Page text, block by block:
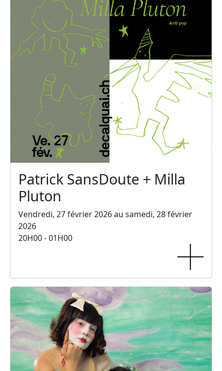
Patrick SansDoute + Milla
Pluton
Vendredi, 27 février 2026 au samedi, 28 février
2026
20H00 - 01H00